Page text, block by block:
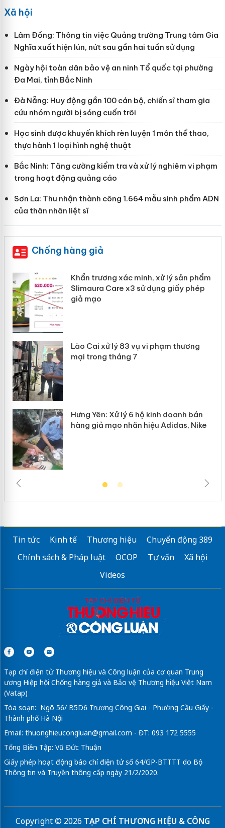
Xã hội
Lâm Đồng: Thông tin việc Quảng trường Trung tâm Gia
Nghĩa xuất hiện lún, nứt sau gần hai tuần sử dụng
Ngày hội toàn dân bảo vệ an ninh Tổ quốc tại phường
Đa Mai, tỉnh Bắc Ninh
Đà Nẵng: Huy động gần 100 cán bộ, chiến sĩ tham gia
cứu nhóm người bị sóng cuốn trôi
Học sinh được khuyến khích rèn luyện 1 môn thể thao,
thực hành 1 loại hình nghệ thuật
Bắc Ninh: Tăng cường kiểm tra và xử lý nghiêm vi phạm
trong hoạt động quảng cáo
Sơn La: Thu nhận thành công 1.664 mẫu sinh phẩm ADN
của thân nhân liệt sĩ
Chống hàng giả
Khẩn trương xác minh, xử lý sản phẩm
Slimaura Care x3 sử dụng giấy phép
giả mạo
Lào Cai xử lý 83 vụ vi phạm thương
mại trong tháng 7
Hưng Yên: Xử lý 6 hộ kinh doanh bán
hàng giả mạo nhãn hiệu Adidas, Nike
Tin tức Kinh tế Thương hiệu
Chuyển động 389
Chính sách & Pháp luật
OCOP Tư vấn
Xã hội
Videos
Tạp chí điện tử Thương hiệu và Công luận của cơ quan Trung
ương Hiệp hội Chống hàng giả và Bảo vệ Thương hiệu Việt Nam
(Vatap)
Tòa soạn: Ngõ 56/ B5D6 Trương Công Giai - Phường Cầu Giấy -
Thành phố Hà Nội
Email: thuonghieucongluan@gmail.com - ĐT: 093 172 5555
Tổng Biên Tập: Vũ Đức Thuận
Giấy phép hoạt động báo chí điện tử số 64/GP-BTTTT do Bộ
Thông tin và Truyền thông cấp ngày 21/2/2020.
Copyright © 2026 TẠP CHÍ THƯƠNG HIỆU & CÔNG